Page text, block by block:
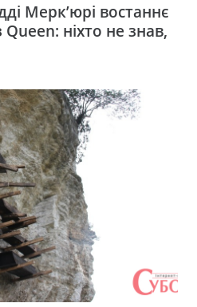
Мерк’юрі востаннє
ніхто не знав,